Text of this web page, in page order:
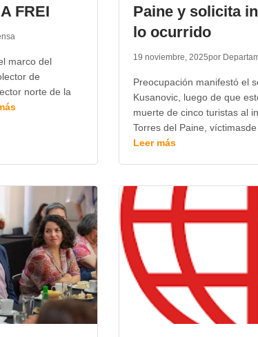
FREI
marco del
de
norte de la
Paine y solicita
lo ocurrido
19 noviembre, 2025por
Preocupación manifestó el
Kusanovic, luego de que
muerte de cinco turistas al
Torres del Paine,
Leer más